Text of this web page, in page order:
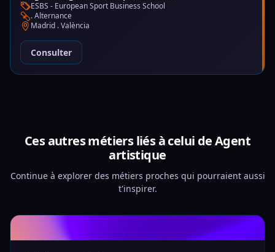
ESBS - European Sport Business School
. Alternance
Madrid . València
Consulter
Ces autres métiers liés à celui de Agent
artistique
Continue à explorer des métiers proches qui pourraient aussi
t'inspirer.